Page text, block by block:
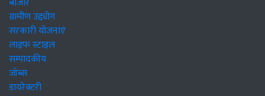
ग्रामीण उद्द्योग
सरकारी योजनाएं
लाइफ स्टाइल
सम्पादकीय
जॉब्स
डायरेक्टरी